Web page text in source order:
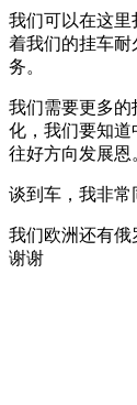
我们可以在这里
着我们的挂车
务。
我们需要更多
化，我们要知
往好方向发展恩
谈到车，我非常
我们欧洲还有俄
谢谢